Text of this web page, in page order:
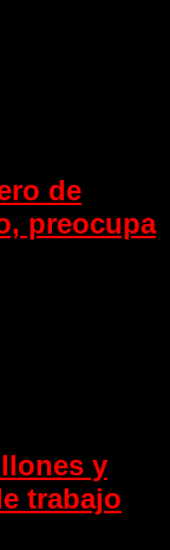
de
preocupa
y
trabajo